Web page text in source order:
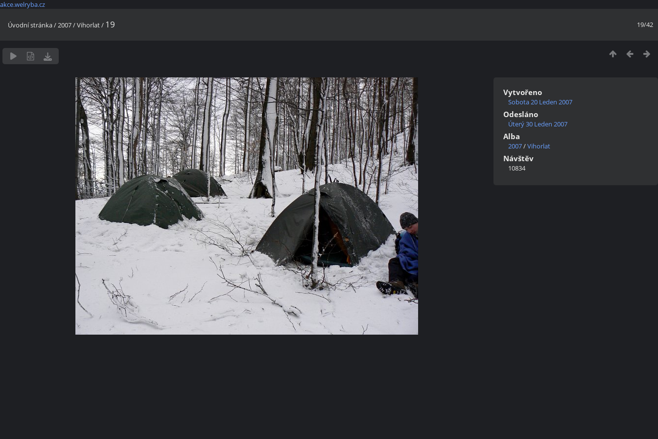
akce.welryba.cz
19/42
Úvodní stránka/2007/Vihorlat/ 19
Vytvořeno
Sobota 20 Leden 2007
Odesláno
Úterý 30 Leden 2007
Alba
2007/Vihorlat
Návštěv
10834